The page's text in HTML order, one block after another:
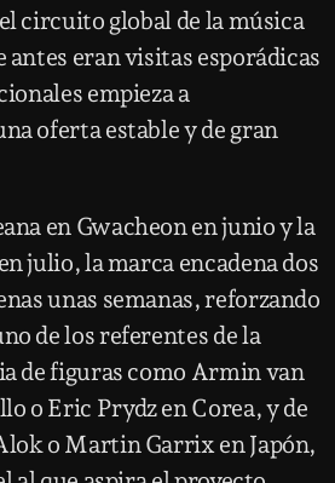
circuito global de la música
eran visitas esporádicas
empieza a
oferta estable y de gran
en Gwacheon en junio y la
julio, la marca encadena dos
unas semanas, reforzando
de los referentes de la
de figuras como Armin van
o Eric Prydz en Corea, y de
o Martin Garrix en Japón,